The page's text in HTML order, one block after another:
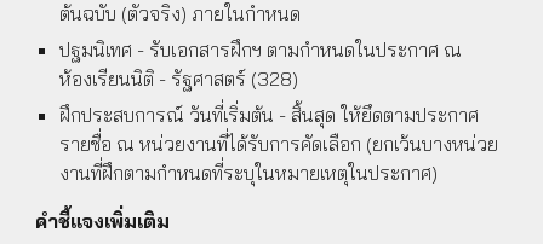
ต้นฉบับ (ตัวจริง) ภายในกำหนด
ปฐมนิเทศ - รับเอกสารฝึกฯ ตามกำหนดในประกาศ ณ
ห้องเรียนนิติ - รัฐศาสตร์ (328)
ฝึกประสบการณ์ วันที่เริ่มต้น - สิ้นสุด ให้ยึดตามประกาศ
รายชื่อ ณ หน่วยงานที่ได้รับการคัดเลือก (ยกเว้นบางหน่วย
งานที่ฝึกตามกำหนดที่ระบุในหมายเหตุในประกาศ)
คำชี้แจงเพิ่มเติม